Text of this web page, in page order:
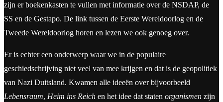
zijn er boekenkasten te vullen met informatie over de NSDAP, de
SS en de Gestapo. De link tussen de Eerste Wereldoorlog en de
Tweede Wereldoorlog horen en lezen we ook genoeg over.
Er is echter een onderwerp waar we in de populaire
geschiedschrijving niet veel van mee krijgen en dat is de geopolitiek
van Nazi Duitsland. Kwamen alle ideeën over bijvoorbeeld
Lebensraum, Heim ins Reich en het idee dat staten organismen zijn